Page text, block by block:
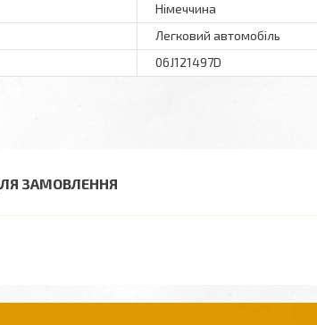
Німеччина
Легковий автомобіль
06J121497D
ЗАМОВЛЕННЯ